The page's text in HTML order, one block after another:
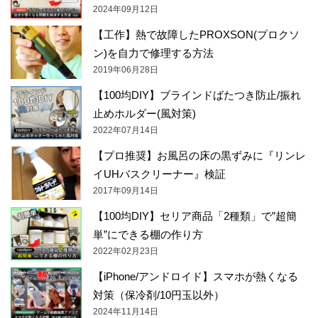
2024年09月12日
【工作】熱で故障したPROXSON(プロクソ
ン)を自力で修理する方法
2019年06月28日
【100均DIY】ブラインドばたつき防止/振れ
止めホルダー(風対策)
2022年07月14日
【プロ推奨】お風呂の床の黒ずみに『リンレ
イUHバスクリーナー』検証
2017年09月14日
【100均DIY】セリア商品「2種類」で”超簡
単”にできる棚の作り方
2022年02月23日
【iPhone/アンドロイド】スマホが熱くなる
対策（保冷剤/10円玉以外）
2024年11月14日